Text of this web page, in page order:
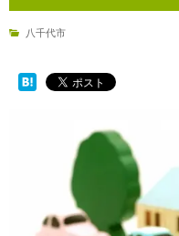
八千代市